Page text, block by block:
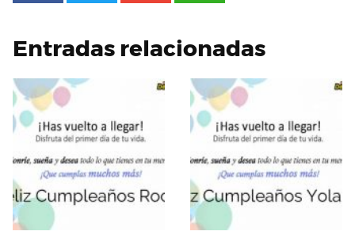
Entradas relacionadas